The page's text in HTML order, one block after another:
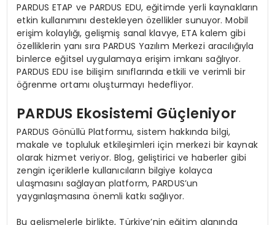
PARDUS ETAP ve PARDUS EDU, eğitimde yerli kaynakların
etkin kullanımını destekleyen özellikler sunuyor. Mobil
erişim kolaylığı, gelişmiş sanal klavye, ETA kalem gibi
özelliklerin yanı sıra PARDUS Yazılım Merkezi aracılığıyla
binlerce eğitsel uygulamaya erişim imkanı sağlıyor.
PARDUS EDU ise bilişim sınıflarında etkili ve verimli bir
öğrenme ortamı oluşturmayı hedefliyor.
PARDUS Ekosistemi Güçleniyor
PARDUS Gönüllü Platformu, sistem hakkında bilgi,
makale ve topluluk etkileşimleri için merkezi bir kaynak
olarak hizmet veriyor. Blog, geliştirici ve haberler gibi
zengin içeriklerle kullanıcıların bilgiye kolayca
ulaşmasını sağlayan platform, PARDUS’un
yaygınlaşmasına önemli katkı sağlıyor.
Bu gelişmelerle birlikte, Türkiye’nin eğitim alanında